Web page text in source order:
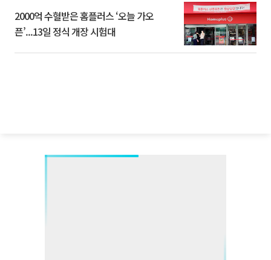
2000억 수혈받은 홈플러스 ‘오늘 가오
픈’...13일 정식 개장 시험대